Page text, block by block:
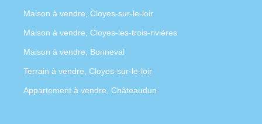
Maison à vendre, Cloyes-sur-le-loir
Maison à vendre, Cloyes-les-trois-rivières
Maison à vendre, Bonneval
Terrain à vendre, Cloyes-sur-le-loir
Appartement à vendre, Châteaudun